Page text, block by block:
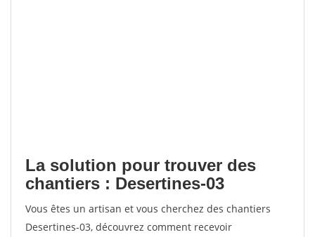
La solution pour trouver des
chantiers : Desertines-03
Vous êtes un artisan et vous cherchez des chantiers
Desertines-03, découvrez comment recevoir